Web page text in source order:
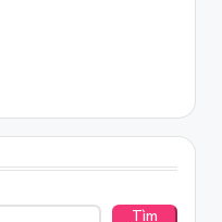
Tìm